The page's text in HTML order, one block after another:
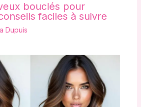
bouclés pour
faciles à suivre
Dupuis